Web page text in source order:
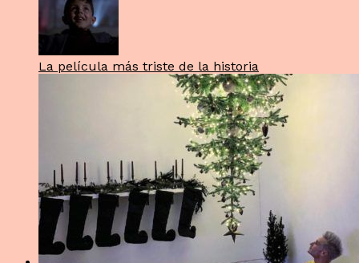
La película más triste de la historia